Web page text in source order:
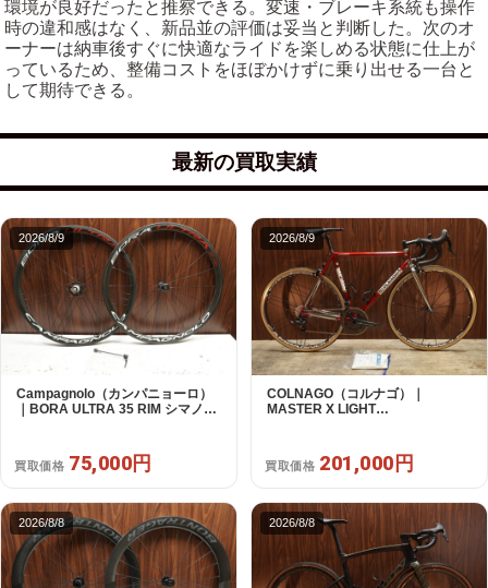
環境が良好だったと推察できる。変速・ブレーキ系統も操作
時の違和感はなく、新品並の評価は妥当と判断した。次のオ
ーナーは納車後すぐに快適なライドを楽しめる状態に仕上が
っているため、整備コストをほぼかけずに乗り出せる一台と
して期待できる。
最新の買取実績
2026/8/9
Campagnolo（カンパニョーロ）
｜BORA ULTRA 35 RIM シマノフ
買取価格 75,000円
2026/8/9
COLNAGO（コルナゴ）｜
MASTER X LIGHT
年｜美品｜買取金額 201,000円
買取価格 201,000円
2026/8/8 2026/8/8